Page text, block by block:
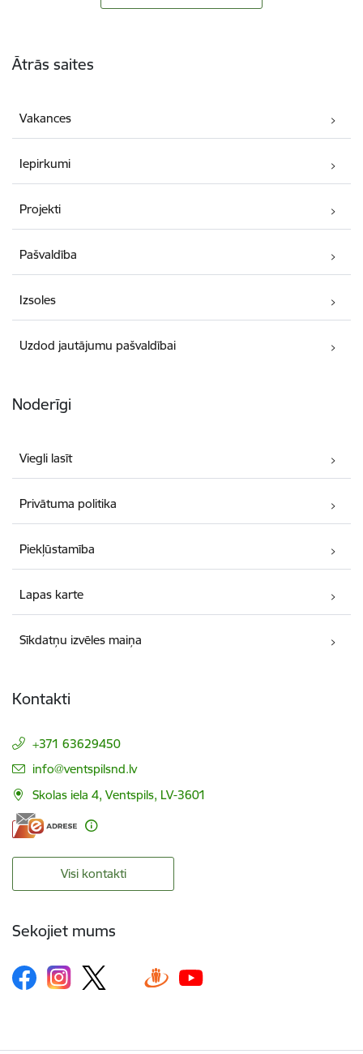
Ātrās saites
Vakances
Iepirkumi
Projekti
Pašvaldība
Izsoles
Uzdod jautājumu pašvaldībai
Noderīgi
Viegli lasīt
Privātuma politika
Piekļūstamība
Lapas karte
Sīkdatņu izvēles maiņa
Kontakti
+371 63629450
E-pasts:
info@ventspilsnd.lv
Skolas iela 4, Ventspils, LV-3601
Visi kontakti
Sekojiet mums